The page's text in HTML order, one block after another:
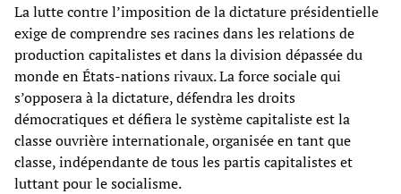
La lutte contre l’imposition de la dictature présidentielle
exige de comprendre ses racines dans les relations de
production capitalistes et dans la division dépassée du
monde en États-nations rivaux. La force sociale qui
s’opposera à la dictature, défendra les droits
démocratiques et défiera le système capitaliste est la
classe ouvrière internationale, organisée en tant que
classe, indépendante de tous les partis capitalistes et
luttant pour le socialisme.